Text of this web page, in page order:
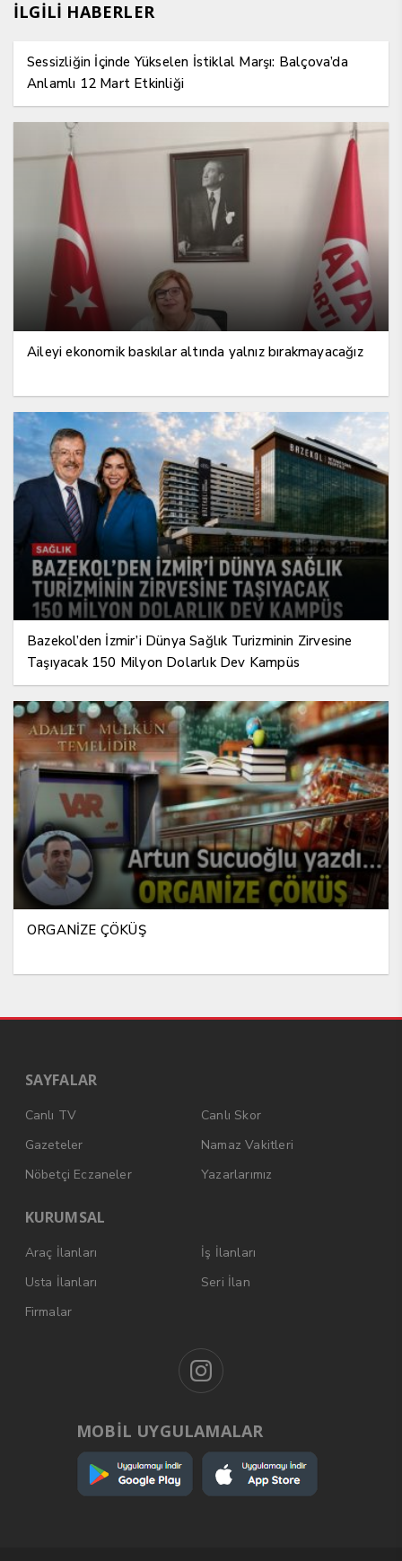
İLGİLİ HABERLER
Sessizliğin İçinde Yükselen İstiklal Marşı: Balçova’da
Anlamlı 12 Mart Etkinliği
Aileyi ekonomik baskılar altında yalnız bırakmayacağız
Bazekol’den İzmir’i Dünya Sağlık Turizminin Zirvesine
Taşıyacak 150 Milyon Dolarlık Dev Kampüs
ORGANİZE ÇÖKÜŞ
SAYFALAR
Canlı TV
Canlı Skor
Gazeteler
Namaz Vakitleri
Nöbetçi Eczaneler
Yazarlarımız
KURUMSAL
Araç İlanları
İş İlanları
Usta İlanları
Seri İlan
Firmalar
MOBİL UYGULAMALAR